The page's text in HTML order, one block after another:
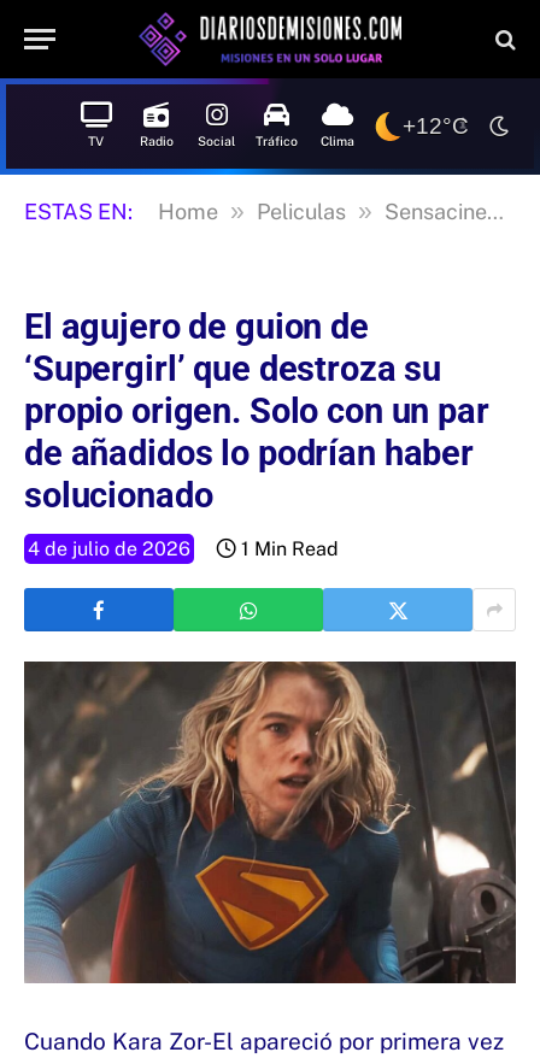
TV Radio Social Tráfico Clima
+12°C
ESTAS EN: Home » Peliculas » Sensacine »
El agujero de guion de
‘Supergirl’ que destroza su
propio origen. Solo con un par
de añadidos lo podrían haber
solucionado
4 de julio de 2026 1 Min Read
Cuando Kara Zor-El apareció por primera vez